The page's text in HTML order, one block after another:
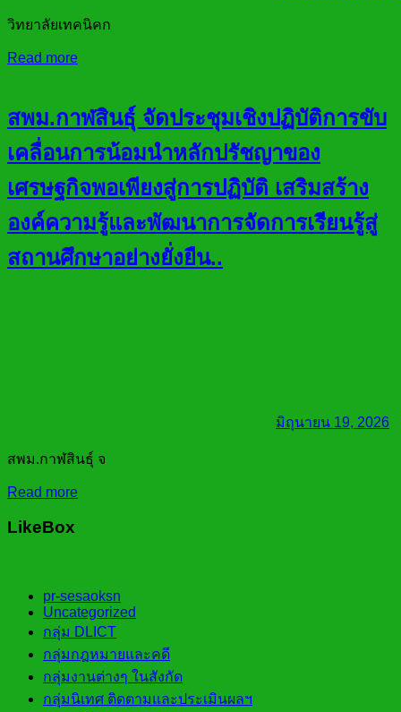
วิทยาลัยเทคนิคก
Read more
สพม.กาฬสินธุ์ จัดประชุมเชิงปฏิบัติการขับ
เคลื่อนการน้อมนำหลักปรัชญาของ
เศรษฐกิจพอเพียงสู่การปฏิบัติ เสริมสร้าง
องค์ความรู้และพัฒนาการจัดการเรียนรู้สู่
สถานศึกษาอย่างยั่งยืน..
มิถุนายน 19, 2026
สพม.กาฬสินธุ์ จ
Read more
LikeBox
pr-sesaoksn
Uncategorized
กลุ่ม DLICT
กลุ่มกฎหมายและคดี
กลุ่มงานต่างๆ ในสังกัด
กลุ่มนิเทศ ติดตามและประเมินผลฯ